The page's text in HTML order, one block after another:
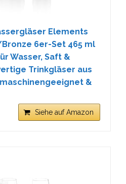
Elements
6er-Set 465 ml
Wasser, Saft &
Trinkgläser aus
&
Siehe auf Amazon